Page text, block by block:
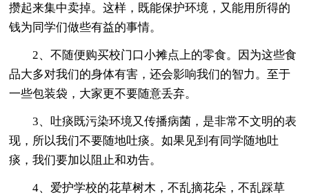
攒起来集中卖掉。这样，既能保护环境，又能用所得的
钱为同学们做些有益的事情。
2、不随便购买校门口小摊点上的零食。因为这些食
品大多对我们的身体有害，还会影响我们的智力。至于
一些包装袋，大家更不要随意丢弃。
3、吐痰既污染环境又传播病菌，是非常不文明的表
现，所以我们不要随地吐痰。如果见到有同学随地吐
痰，我们要加以阻止和劝告。
4、爱护学校的花草树木，不乱摘花朵，不乱踩草